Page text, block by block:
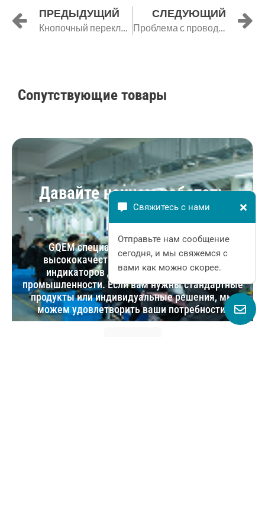
ПРЕДЫДУЩИЙ
Кнопочный переключатель
СЛЕДУЮЩИЙ
Проблема с проводкой с кнопочным переключателем NO NC
Сопутствующие товары
Давайте начнем работать
вместе
GQEM специализируется на поставке
высококачественных переключателей,
индикаторов для различных отраслей
промышленности. Если вам нужны стандартные
продукты или индивидуальные решения, мы
можем удовлетворить ваши потребности.
Свяжитесь с нами
Отправьте нам сообщение
сегодня, и мы свяжемся с
вами как можно скорее.